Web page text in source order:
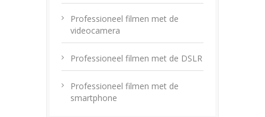
Professioneel filmen met de
videocamera
Professioneel filmen met de DSLR
Professioneel filmen met de
smartphone